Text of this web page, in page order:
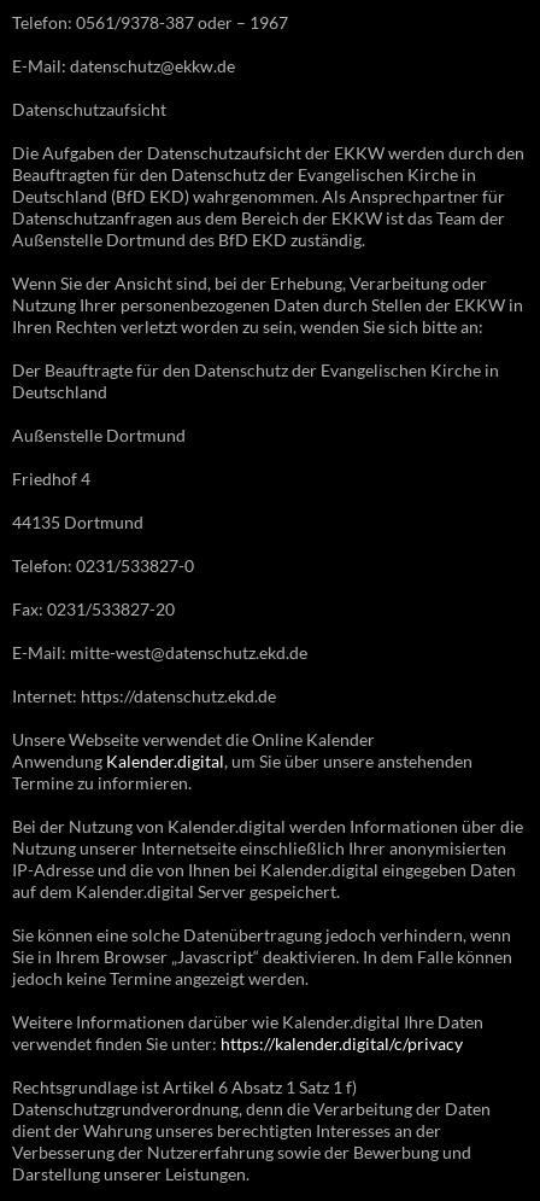
Telefon: 0561/9378-387 oder – 1967
E-Mail: datenschutz@ekkw.de
Datenschutzaufsicht
Die Aufgaben der Datenschutzaufsicht der EKKW werden durch den
Beauftragten für den Datenschutz der Evangelischen Kirche in
Deutschland (BfD EKD) wahrgenommen. Als Ansprechpartner für
Datenschutzanfragen aus dem Bereich der EKKW ist das Team der
Außenstelle Dortmund des BfD EKD zuständig.
Wenn Sie der Ansicht sind, bei der Erhebung, Verarbeitung oder
Nutzung Ihrer personenbezogenen Daten durch Stellen der EKKW in
Ihren Rechten verletzt worden zu sein, wenden Sie sich bitte an:
Der Beauftragte für den Datenschutz der Evangelischen Kirche in
Deutschland
Außenstelle Dortmund
Friedhof 4
44135 Dortmund
Telefon: 0231/533827-0
Fax: 0231/533827-20
E-Mail: mitte-west@datenschutz.ekd.de
Internet: https://datenschutz.ekd.de
Unsere Webseite verwendet die Online Kalender
Anwendung Kalender.digital, um Sie über unsere anstehenden
Termine zu informieren.
Bei der Nutzung von Kalender.digital werden Informationen über die
Nutzung unserer Internetseite einschließlich Ihrer anonymisierten
IP-Adresse und die von Ihnen bei Kalender.digital eingegeben Daten
auf dem Kalender.digital Server gespeichert.
Sie können eine solche Datenübertragung jedoch verhindern, wenn
Sie in Ihrem Browser „Javascript“ deaktivieren. In dem Falle können
jedoch keine Termine angezeigt werden.
Weitere Informationen darüber wie Kalender.digital Ihre Daten
verwendet finden Sie unter: https://kalender.digital/c/privacy
Rechtsgrundlage ist Artikel 6 Absatz 1 Satz 1 f)
Datenschutzgrundverordnung, denn die Verarbeitung der Daten
dient der Wahrung unseres berechtigten Interesses an der
Verbesserung der Nutzererfahrung sowie der Bewerbung und
Darstellung unserer Leistungen.